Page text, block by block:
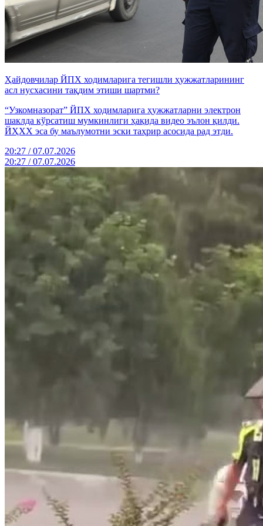
Ҳайдовчилар ЙПХ ходимларига тегишли ҳужжатларининг
асл нусхасини тақдим этиши шартми?
“Узкомназорат” ЙПХ ходимларига ҳужжатларни электрон
шаклда кўрсатиш мумкинлиги ҳақида видео эълон қилди.
ЙҲХХ эса бу маълумотни эски таҳрир асосида рад этди.
20:27 / 07.07.2026
20:27 / 07.07.2026